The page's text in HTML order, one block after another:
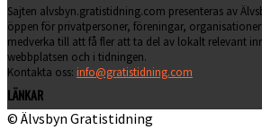
Sajten alvsbyn.gratistidning.com presenteras av
öppen för privatpersoner, föreningar,
medverka till att få fler att ta del av lokalt relevant
webbplatsen och i tidningen.
Kontakta oss: info@gratistidning.com
LÄNKAR
© Älvsbyn Gratistidning